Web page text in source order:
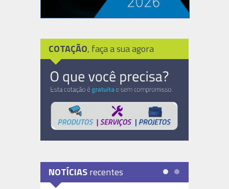
COTAÇÃO, faça a sua agora
NOTÍCIASrecentes